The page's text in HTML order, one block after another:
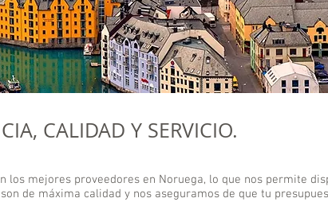
CALIDAD Y SERVICIO.
los mejores proveedores en Noruega, lo que nos permite
son de máxima calidad y nos aseguramos de que tu